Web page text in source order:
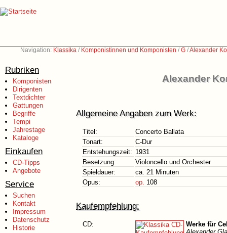
Navigation: Klassika / Komponistinnen und Komponisten /G /Alexander
Rubriken
Komponisten
Dirigenten
Textdichter
Gattungen
Begriffe
Tempi
Jahrestage
Kataloge
Einkaufen
CD-Tipps
Angebote
Service
Suchen
Kontakt
Impressum
Datenschutz
Historie
Alexander
Allgemeine Angaben zum Werk:
Titel:
Concerto Ballata
Tonart:
C-Dur
Entstehungszeit: 1931
Besetzung:
Violoncello und Orchester
Spieldauer:
ca. 21 Minuten
Opus:
op. 108
Kaufempfehlung:
CD:
Werke für